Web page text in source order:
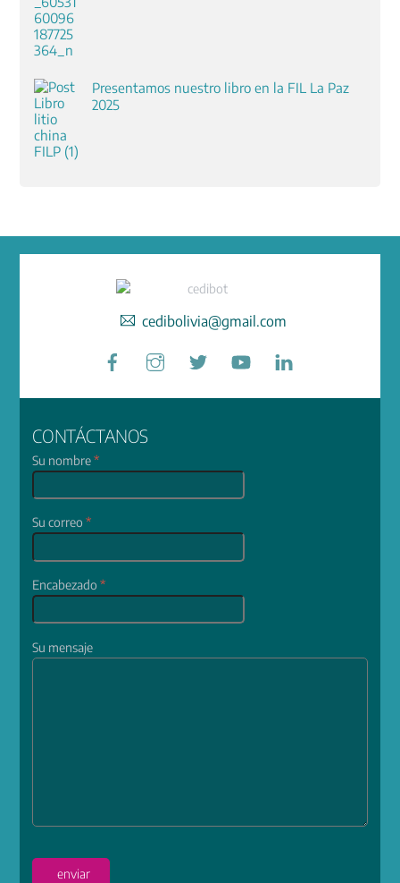
Presentamos nuestro libro en la FIL La Paz
2025
cedibolivia@gmail.com
Facebook
CONTÁCTANOS
Su nombre*
Su correo*
Encabezado*
Su mensaje
enviar